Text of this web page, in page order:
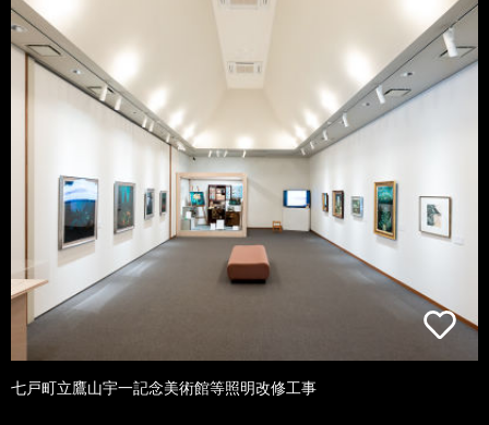
七戸町立鷹山宇一記念美術館等照明改修工事